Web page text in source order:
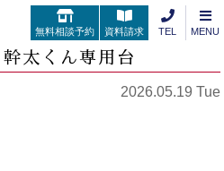
無料相談予約 資料請求 TEL MENU
太くん専用台
2026.05.19 Tue